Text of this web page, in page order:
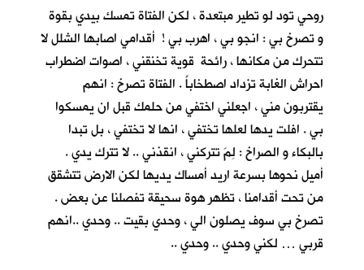
روحي تود لو تطير مبتعدة ، لكن الفتاة تمسك بيدي بقوة
و تصرخ بي : انجو بي ، اهرب بي ! أقدامي اصابها الشلل لا
تتحرك من مكانها ، رائحة قوية تخنقني ، اصوات اضطراب
احراش الغابة تزداد اصطخاباً . الفتاة تصرخ : انهم
يقتربون مني ، اجعلني اختفي من حلمك قبل ان يمسكوا
بي . افلت يدها لعلها تختفي ، انها لا تختفي ، بل تبدا
بالبكاء و الصراخ : لِمَ تتركني ، انقذني .. لا تترك يدي .
أميل نحوها بسرعة اريد أمساك يديها لكن الارض تتشقق
من تحت أقدامنا ، تظهر هوة سحيقة تفصلنا عن بعض .
تصرخ بي سوف يصلون الي ، وحدي بقيت .. وحدي ..انهم
قربي … لكني وحدي .. وحدي ..